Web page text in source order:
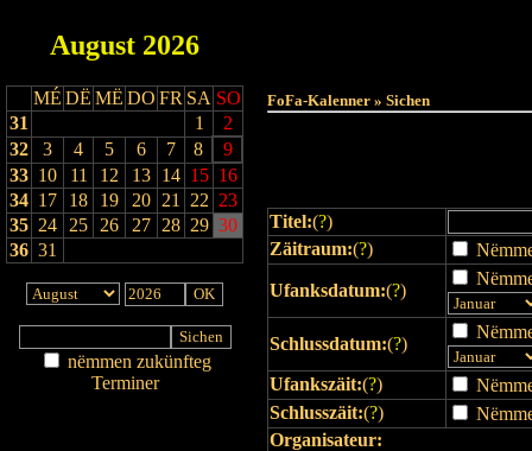
August 2026
MÉ DË MË DO FR SA SO
31
1
2
32
3 4 5 6 7 8
9
33 10 11 12 13 14 15 16
34 17 18 19 20 21 22 23
35 24 25 26 27 28 29 30
36 31
nëmmen zukünfteg
Terminer
FoFa-Kalenner » Sichen
Titel:(?)
Zäitraum:(?)
Ufanksdatum:(?)
Schlussdatum:(?)
Ufankszäit:(?)
Schlusszäit:(?)
Organisateur: